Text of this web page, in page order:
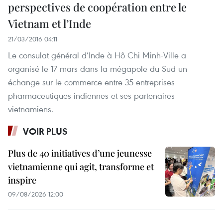
perspectives de coopération entre le
Vietnam et l’Inde
21/03/2016 04:11
Le consulat général d’Inde à Hô Chi Minh-Ville a
organisé le 17 mars dans la mégapole du Sud un
échange sur le commerce entre 35 entreprises
pharmaceutiques indiennes et ses partenaires
vietnamiens.
VOIR PLUS
Plus de 40 initiatives d’une jeunesse
vietnamienne qui agit, transforme et
inspire
09/08/2026 12:00